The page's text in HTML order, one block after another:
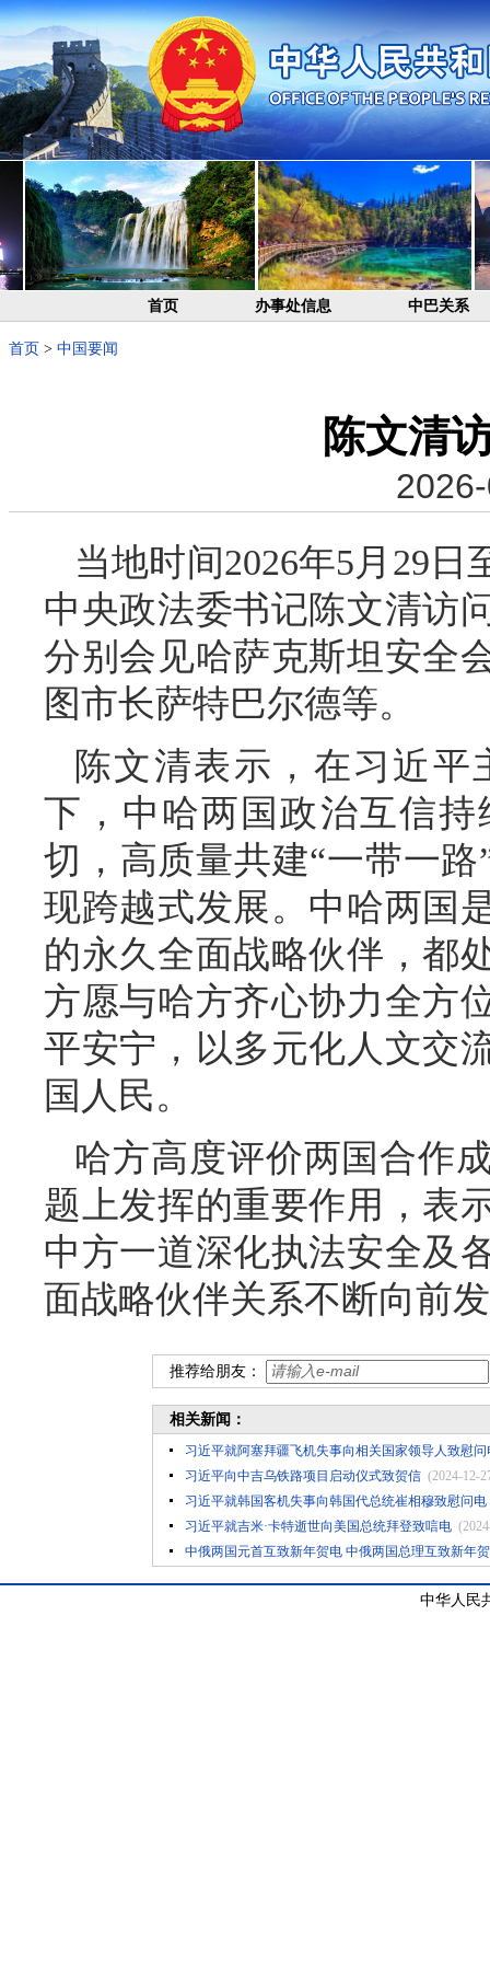
首页 办事处信息 中巴关系
首页 > 中国要闻
陈文清
当地时间2026年5月29
中央政法委书记陈文清访
分别会见哈萨克斯坦安全
图市长萨特巴尔德等。
陈文清表示，在习近
下，中哈两国政治互信
切，高质量共建“一带一
现跨越式发展。中哈两国
的永久全面战略伙伴，都
方愿与哈方齐心协力全方
平安宁，以多元化人文交
国人民。
哈方高度评价两国合作
题上发挥的重要作用，表
中方一道深化执法安全及
面战略伙伴关系不断向前
推荐给朋友：
相关新闻：
习近平就阿塞拜疆飞机失事向相关国家领导人致慰问
习近平向中吉乌铁路项目启动仪式致贺信 (2024-12-
习近平就韩国客机失事向韩国代总统崔相穆致慰问电
习近平就吉米·卡特逝世向美国总统拜登致唁电
中俄两国元首互致新年贺电 中俄两国总理互致新年
中华人民